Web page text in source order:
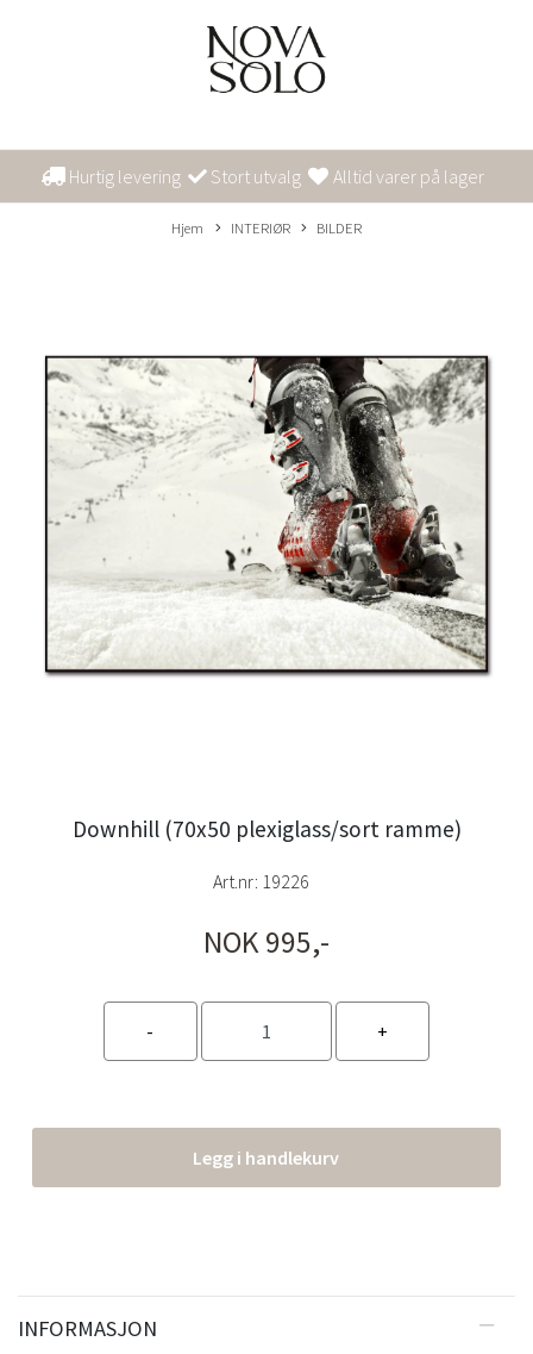
Hurtig levering Stort utvalg Alltid varer på lager
Hjem INTERIØR BILDER
Downhill (70x50 plexiglass/sort ramme)
Art.nr: 19226
NOK 995,-
Legg i handlekurv
INFORMASJON